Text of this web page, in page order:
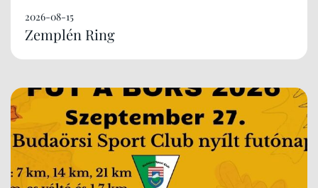
2026-08-15
Zemplén Ring